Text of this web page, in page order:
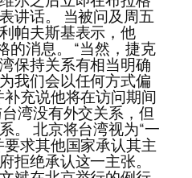
讲话。 当被问及周五
帕夫斯基表示，他
的消息。 “当然，捷克
保持关系有相当明确
我们会以任何方式偏
充说他将在访问期间
湾没有外交关系，但
。 北京将台湾视为“一
求其他国家承认其主
拒绝承认这一主张。